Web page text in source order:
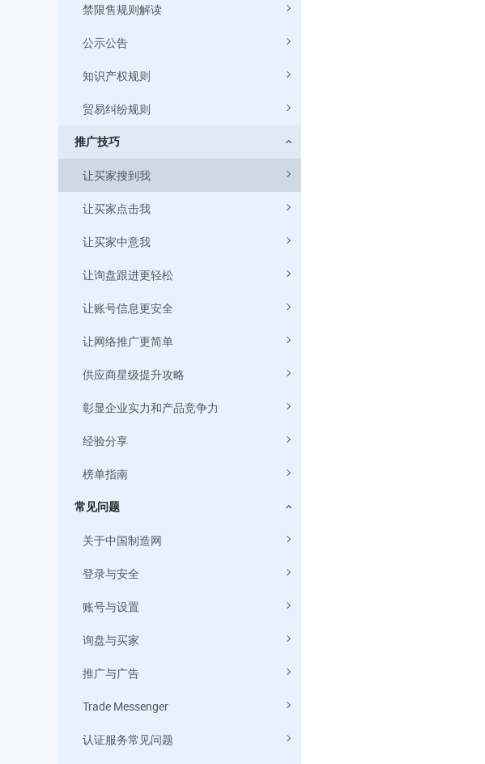
禁限售规则解读
公示公告
知识产权规则
贸易纠纷规则
推广技巧
让买家搜到我
让买家点击我
让买家中意我
让询盘跟进更轻松
让账号信息更安全
让网络推广更简单
供应商星级提升攻略
彰显企业实力和产品竞争力
经验分享
榜单指南
常见问题
关于中国制造网
登录与安全
账号与设置
询盘与买家
推广与广告
Trade Messenger
认证服务常见问题